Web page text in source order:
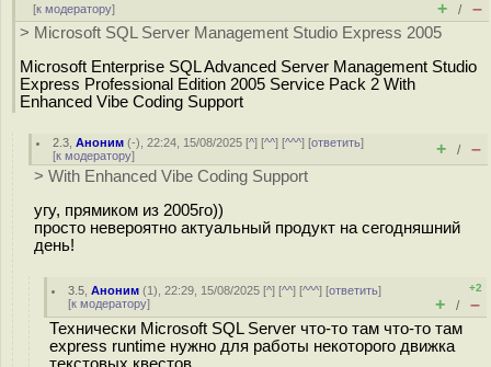
[к модератору] + / –
> Microsoft SQL Server Management Studio Express 2005
Microsoft Enterprise SQL Advanced Server Management Studio
Express Professional Edition 2005 Service Pack 2 With
Enhanced Vibe Coding Support
2.3 ,Аноним (-), 22:24, 15/08/2025 [^] [^^] [^^^] [ответить]
[к модератору] + / –
> With Enhanced Vibe Coding Support
угу, прямиком из 2005го))
просто невероятно актуальный продукт на сегодняшний
день!
3.5 ,Аноним (1), 22:29, 15/08/2025 [^] [^^] [^^^] [ответить]
[к модератору]
+2
+ / –
Технически Microsoft SQL Server что-то там что-то там
express runtime нужно для работы некоторого движка